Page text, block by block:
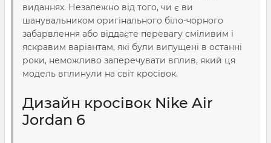
виданнях. Незалежно від того, чи є ви
шанувальником оригінального біло-чорного
забарвлення або віддаєте перевагу сміливим і
яскравим варіантам, які були випущені в останні
роки, неможливо заперечувати вплив, який ця
модель вплинули на світ кросівок.
Дизайн кросівок Nike Air
Jordan 6